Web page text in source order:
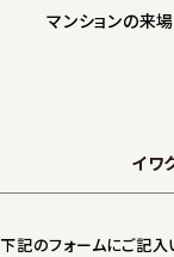
マンションの来
イワ
下記のフォームにご記入